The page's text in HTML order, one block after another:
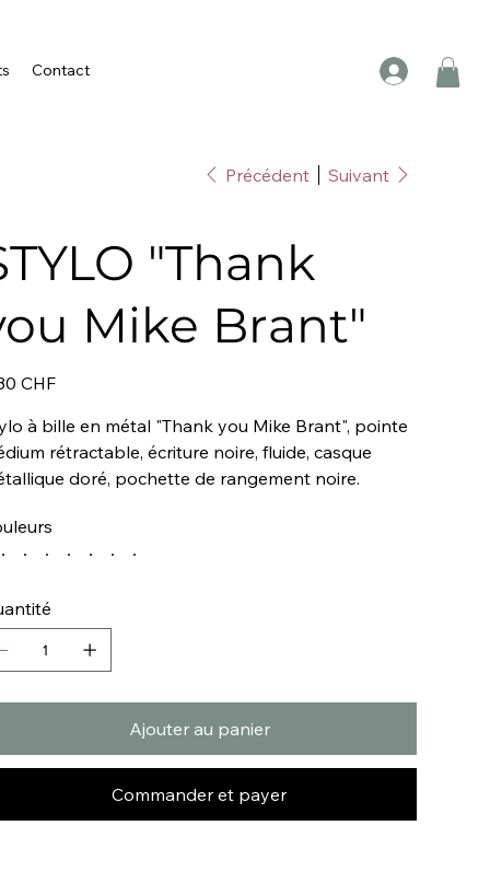
Contact
Précédent Suivant
"Thank
Mike Brant"
CHF
à bille en métal "Thank you Mike Brant", pointe
rétractable, écriture noire, fluide, casque
doré, pochette de rangement noire.
Ajouter au panier
Commander et payer